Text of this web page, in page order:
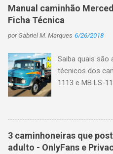
u
m
o
e
n
t
á
r
Manual caminhão
Ficha Técnica
porGabriel M. Marques 6/26/2018
Saiba quais são
técnicos dos
1113 e MB LS-
caminhão: No
direta deu
caminhões, a L-
em mais uma
3 caminhoneiras que
adulto - OnlyFans e